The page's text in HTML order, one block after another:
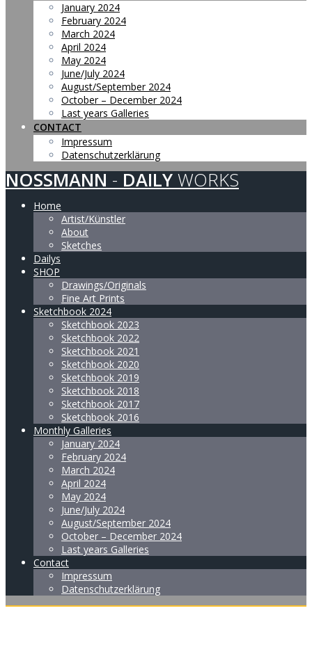
January 2024
February 2024
March 2024
April 2024
May 2024
June/July 2024
August/September 2024
October – December 2024
Last years Galleries
CONTACT
Impressum
Datenschutzerklärung
NOSSMANN - DAILY WORKS
Home
Artist/Künstler
About
Sketches
Dailys
SHOP
Drawings/Originals
Fine Art Prints
Sketchbook 2024
Sketchbook 2023
Sketchbook 2022
Sketchbook 2021
Sketchbook 2020
Sketchbook 2019
Sketchbook 2018
Sketchbook 2017
Sketchbook 2016
Monthly Galleries
January 2024
February 2024
March 2024
April 2024
May 2024
June/July 2024
August/September 2024
October – December 2024
Last years Galleries
Contact
Impressum
Datenschutzerklärung